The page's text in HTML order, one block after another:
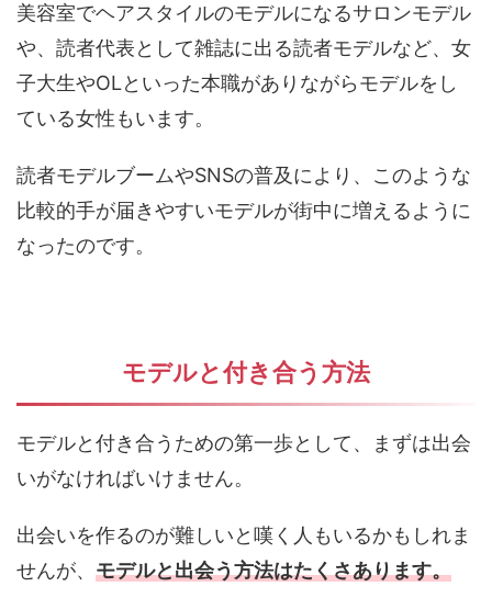
美容室でヘアスタイルのモデルになるサロンモデル
や、読者代表として雑誌に出る読者モデルなど、女
子大生やOLといった本職がありながらモデルをし
ている女性もいます。
読者モデルブームやSNSの普及により、このような
比較的手が届きやすいモデルが街中に増えるように
なったのです。
モデルと付き合う方法
モデルと付き合うための第一歩として、まずは出会
いがなければいけません。
出会いを作るのが難しいと嘆く人もいるかもしれま
せんが、 モデルと出会う方法はたくさあります。